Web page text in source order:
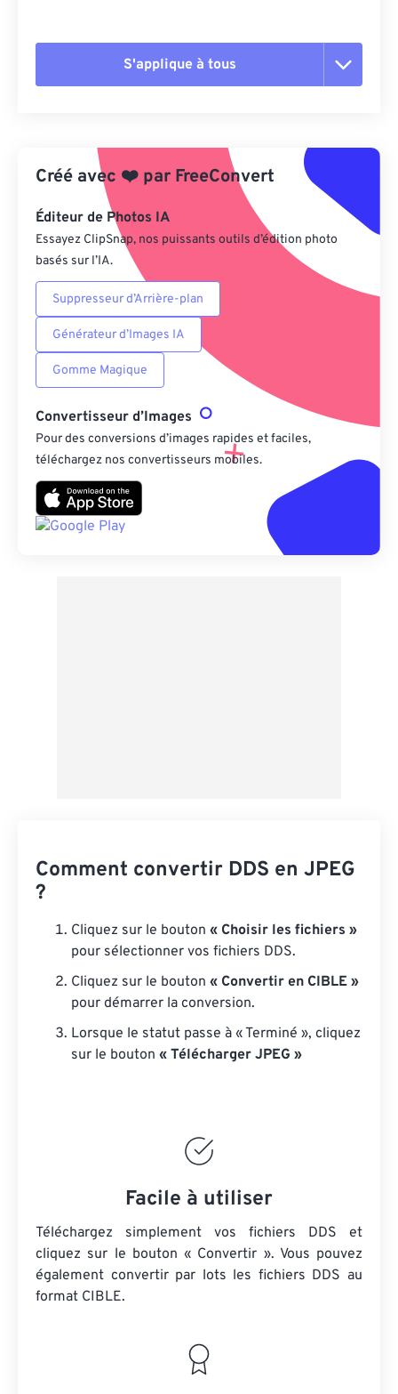
S'applique à tous
Appliquer à partir du préréglage
Enregistrer comme préréglage
Créé avec ❤️ par FreeConvert
Éditeur de Photos IA
Essayez ClipSnap, nos puissants outils d’édition photo
basés sur l’IA.
Suppresseur d’Arrière-plan
Générateur d’Images IA
Gomme Magique
Convertisseur d’Images
Pour des conversions d’images rapides et faciles,
téléchargez nos convertisseurs mobiles.
Comment convertir DDS en JPEG
?
Cliquez sur le bouton « Choisir les fichiers »
pour sélectionner vos fichiers DDS.
Cliquez sur le bouton « Convertir en CIBLE »
pour démarrer la conversion.
Lorsque le statut passe à « Terminé », cliquez
sur le bouton « Télécharger JPEG »
Facile à utiliser
Téléchargez simplement vos fichiers DDS et
cliquez sur le bouton « Convertir ». Vous pouvez
également convertir par lots les fichiers DDS au
format CIBLE.